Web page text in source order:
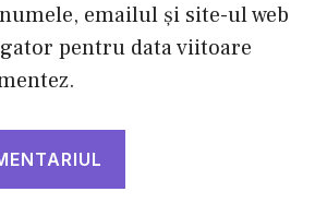
emailul și site-ul web
pentru data viitoare